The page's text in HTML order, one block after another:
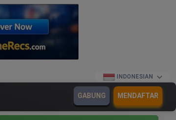
INDONESIAN
GABUNG MENDAFTAR